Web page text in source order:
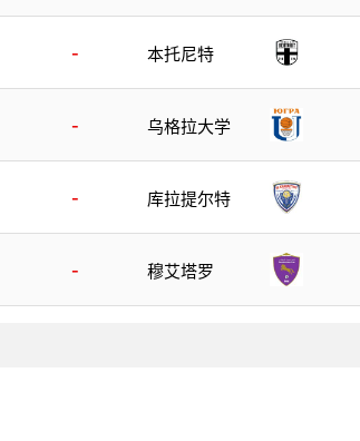
- 本托尼特
- 乌格拉大学
- 库拉提尔特
- 穆艾塔罗